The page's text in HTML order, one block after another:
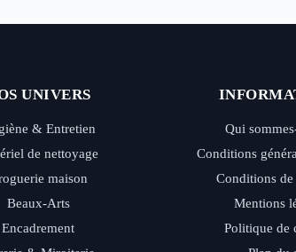
UNIVERS
& Entretien
de nettoyage
maison
Beaux-Arts
Encadrement
Qui
Conditions
Conditions
Mentions
Politique de